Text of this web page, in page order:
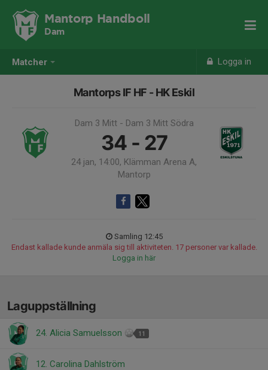
Matcher Logga in
Mantorp Handboll
Dam
Mantorps IF HF - HK Eskil
Dam 3 Mitt - Dam 3 Mitt Södra
34 - 27
24 jan, 14:00, Klämman Arena A,
Mantorp
Samling 12:45
Endast kallade kunde anmäla sig till aktiviteten. 17 personer var kallade.
Logga in här
Laguppställning
24. Alicia Samuelsson 11
12. Carolina Dahlström